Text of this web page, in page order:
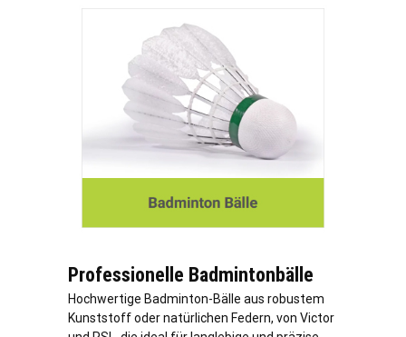
Professionelle Badmintonbälle
Hochwertige Badminton-Bälle aus robustem
Kunststoff oder natürlichen Federn, von Victor